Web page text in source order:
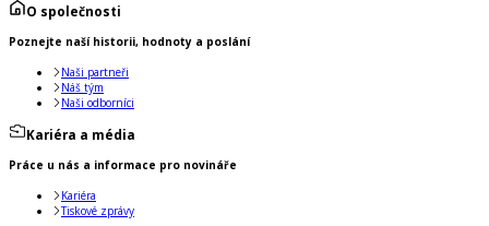
O společnosti
Poznejte naší historii, hodnoty a poslání
Naši partneři
Náš tým
Naši odborníci
Kariéra a média
Práce u nás a informace pro novináře
Kariéra
Tiskové zprávy